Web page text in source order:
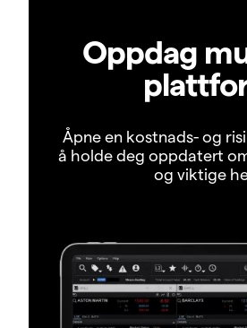
Oppdag
Åpne en kostnads- og
å holde deg oppdatert
og viktige